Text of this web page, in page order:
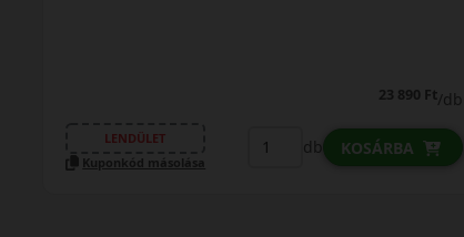
23 890 Ft/db
LENDÜLET
Kuponkód másolása
db KOSÁRBA